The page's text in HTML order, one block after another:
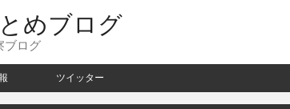
めブログ
ブログ
ツイッター